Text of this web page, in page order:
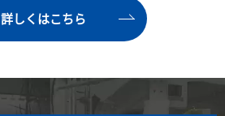
詳しくはこちら